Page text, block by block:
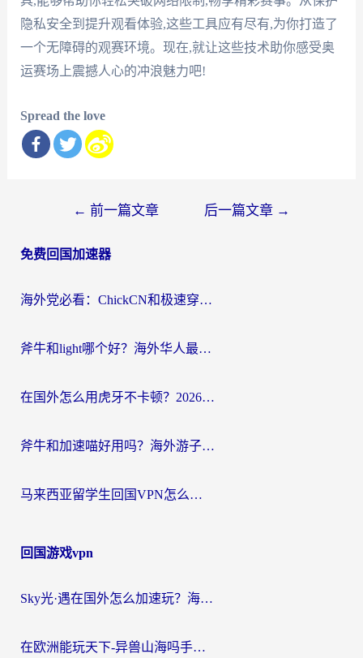
隐私安全到提升观看体验,这些工具应有尽有,为你打造了
一个无障碍的观赛环境。现在,就让这些技术助你感受奥
运赛场上震撼人心的冲浪魅力吧!
Spread the love
导
← 前一篇文章 后一篇文章 →
免费回国加速器
海外党必看：ChickCN和极速穿梭VPN好用吗？3招教你选对回国加速器无缝刷国内资源
斧牛和light哪个好？海外华人最关心的回国加速器选择难题，一篇讲透
在国外怎么用虎牙不卡顿？2026海外华人亲测有效的回国加速器选择指南
斧牛和加速喵好用吗？海外游子的真实选择困境
马来西亚留学生回国VPN怎么选？3个避坑点+1款实测好用的加速器推荐
回国游戏vpn
Sky光·遇在国外怎么加速玩？海外党亲测有效的国服游戏加速指南
在欧洲能玩天下-异兽山海吗手游？海外玩家的加速器生存指南